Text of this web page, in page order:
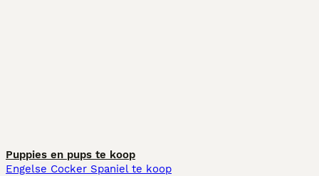
Puppies en pups te koop
Engelse Cocker Spaniel te koop